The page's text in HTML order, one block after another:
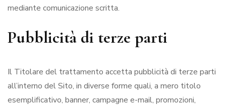
mediante comunicazione scritta.
Pubblicità di terze parti
Il Titolare del trattamento accetta pubblicità di terze parti
all’interno del Sito, in diverse forme quali, a mero titolo
esemplificativo, banner, campagne e-mail, promozioni,